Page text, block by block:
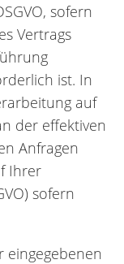
sofern
Vertrags
ist. In
auf
der effektiven
Anfragen
Ihrer
sofern
eingegebenen